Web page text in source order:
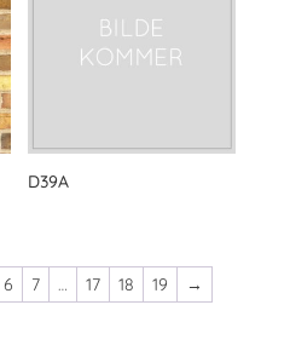
D39A
6 7 … 17 18 19 →